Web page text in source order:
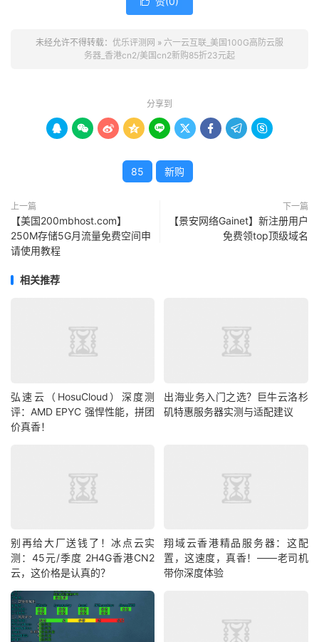
未经允许不得转载： 优乐评测网 » 六一云互联_美国100G高防云服
务器_香港cn2/美国cn2新购85折23元起
分享到
        
85 新购
上一篇
【美国200mbhost.com】
250M存储5G月流量免费空间申
请使用教程
下一篇
【景安网络Gainet】新注册用户
免费领top顶级域名
相关推荐
弘速云（HosuCloud）深度测
评：AMD EPYC 强悍性能，拼团
价真香！
出海业务入门之选？巨牛云洛杉
矶特惠服务器实测与适配建议
别再给大厂送钱了！冰点云实
测：45元/季度 2H4G香港CN2
云，这价格是认真的？
翔域云香港精品服务器：这配
置，这速度，真香！——老司机
带你深度体验